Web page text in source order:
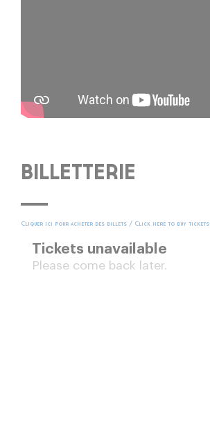
BILLETTERIE
Cliquer ici pour acheter des billets / Click here to buy tickets